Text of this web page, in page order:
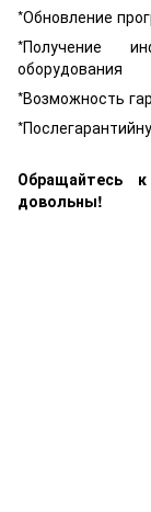
*Обновление
*Получение
оборудования
*Возможность
Обращайтесь
довольны!